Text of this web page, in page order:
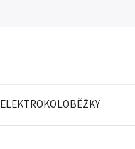
ELEKTROKOLOBĚŽKY